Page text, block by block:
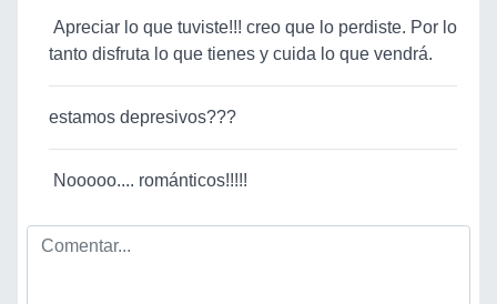
Apreciar lo que tuviste!!! creo que lo perdiste. Por lo
tanto disfruta lo que tienes y cuida lo que vendrá.
estamos depresivos???
Nooooo.... románticos!!!!!